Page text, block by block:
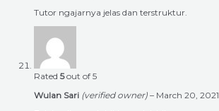
Tutor ngajarnya jelas dan terstruktur.
Rated 5out of 5
Wulan Sari (verified owner) – March 20, 2021